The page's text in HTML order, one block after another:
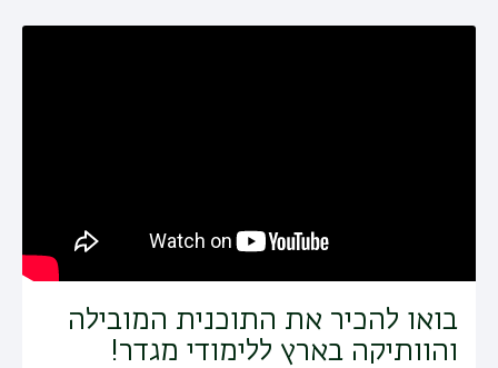
בואו להכיר את התוכנית המובילה
והוותיקה בארץ ללימודי מגדר!